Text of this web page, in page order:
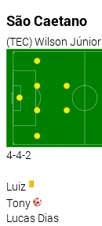
São Caetano
(TEC) Wilson Júnior
4-4-2
Luiz
Tony
Lucas Dias